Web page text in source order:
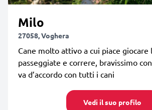
Milo
27058, Voghera
Cane molto attivo a cui piace giocare
passeggiate e correre, bravissimo
va d’accordo con tutti i cani
Vedi il suo profilo